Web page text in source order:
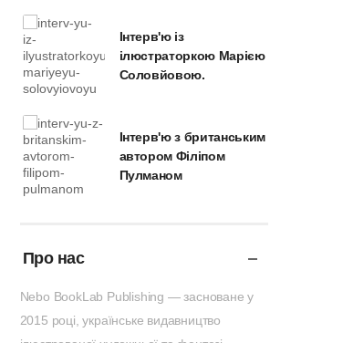
Інтерв'ю із
ілюстраторкою Марією
Соловйовою.
Інтерв'ю з британським
автором Філіпом
Пулманом
Про нас
Nebo BookLab Publishing — засноване у
2015 році, українське видавництво